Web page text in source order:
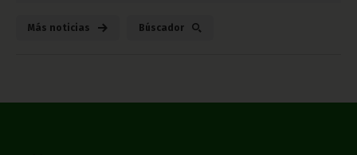
Más noticias Búscador